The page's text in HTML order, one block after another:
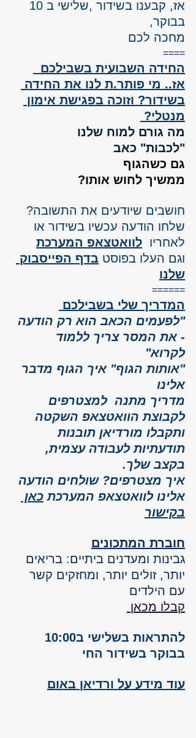
בבוקר,
מחכה לכם
====
החידה השבועית בשבילכם
אז.. מי פותר.ת לנו את החידה
בשידור? וזוכה בפגישת אימון
מנטלי?
מה גורם למוח שלנו
"לכבות" כאב
גם כשהגוף
ממשיך לחוש אותו?
חושבים שיודעים את התשובה?
שלחו הודעה עכשיו בשידור או
לאחריו לוואטצאפ המערכת
וגם העלו בפוסט בדף הפייסבוק
שלנו
======
המדריך שלי בשבילכם
"לפעמים הכאב הוא רק הודעה
- את המסר צריך ללמוד
לקרוא"
"אותות הגוף" איך הגוף מדבר
אלינו
מדריך מתנה  למצטרפים
לקבוצת הוואטצאפ השקטה
ותקבלו מורדיאן תובנות
תודעתיות לעבודה עצמית,
בקצב שלך.
איך מצטרפים? שולחים הודעה
אלינו לוואטצאפ המערכת כאן
בקישור
חוברת המתכונים
גבינות ומעדנים ביתיים: בריאים
יותר, זולים יותר, ומחזקים קשר
עם הילדים
קבלו מכאן
בבוקר בשידור החי
עוד מידע על ורדיאן באום